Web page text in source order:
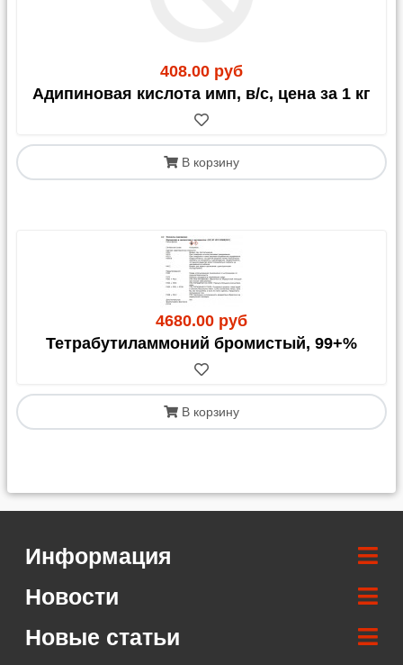
408.00 руб
Адипиновая кислота имп, в/с, цена за 1 кг
В корзину
4680.00 руб
Тетрабутиламмоний бромистый, 99+%
В корзину
Информация
Новости
Новые статьи